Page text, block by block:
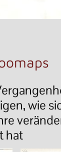
wie
hat